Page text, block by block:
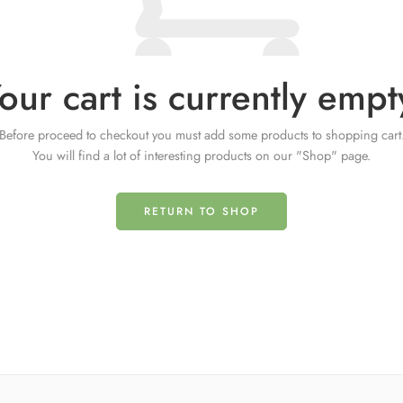
cart is currently
proceed to checkout you must add some products to shopping
You will find a lot of interesting products on our "Shop" page.
RETURN TO SHOP